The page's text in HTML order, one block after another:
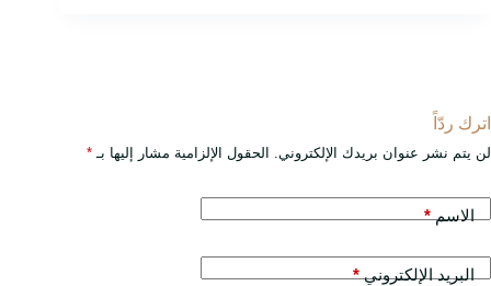
اترك ردّاً
لن يتم نشر عنوان بريدك الإلكتروني. الحقول الإلزامية مشار إليها بـ *
الاسم*
البريد الإلكتروني*